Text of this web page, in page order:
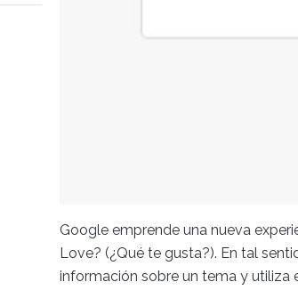
Google emprende una nueva
Love? (¿Qué te gusta?). En tal
información sobre un tema y utiliza